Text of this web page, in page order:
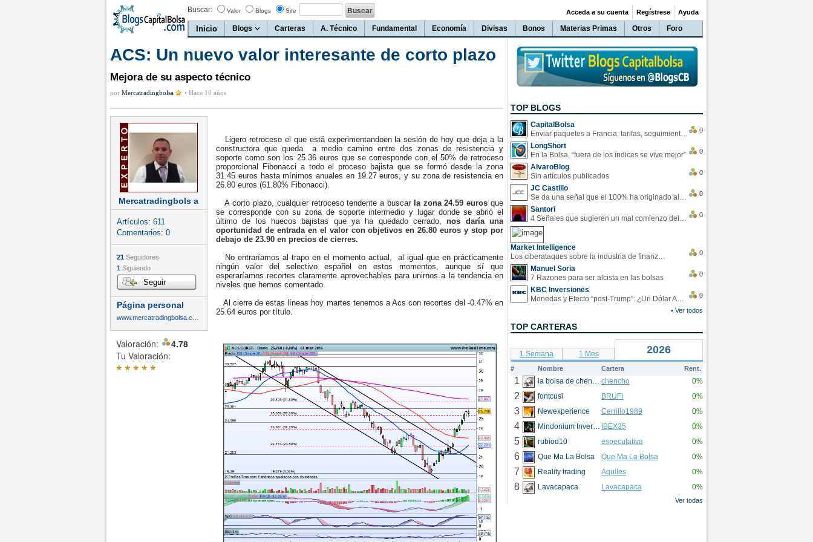
Buscar: Valor Blogs Site
Inicio Blogs Carteras A. Técnico Fundamental Economía Divisas Bonos Materias Primas Otros Foro
Acceda a su cuenta Regístrese Ayuda
ACS: Un nuevo valor interesante de corto plazo
Mejora de su aspecto técnico
por Mercatradingbolsa • Hace 10 años
Mercatradingbols a
Artículos: 611
Comentarios: 0
21 Seguidores
1 Siguiendo
Seguir
Página personal
Valoración:
4.78
Tu Valoración:
*****
Ligero retroceso el que está experimentandoen la sesión de hoy que deja a la
constructora que queda a medio camino entre dos zonas de resistencia y
soporte como son los 25.36 euros que se corresponde con el 50% de retroceso
proporcional Fibonacci a todo el proceso bajista que se formó desde la zona
31.45 euros hasta mínimos anuales en 19.27 euros, y su zona de resistencia en
26.80 euros (61.80% Fibonacci).
A corto plazo, cualquier retroceso tendente a buscar la zona 24.59 euros que
se corresponde con su zona de soporte intermedio y lugar donde se abrió el
último de los huecos bajistas que ya ha quedado cerrado,nos daría una
oportunidad de entrada en el valor con objetivos en 26.80 euros y stop por
debajo de 23.90 en precios de cierres.
No entraríamos al trapo en el momento actual, al igual que en prácticamente
ningún valor del selectivo español en estos momentos, aunque sí que
esperaríamos recortes claramente aprovechables para unirnos a la tendencia en
niveles que hemos comentado.
Al cierre de estas líneas hoy martes tenemos a Acs con recortes del -0.47% en
25.64 euros por título.
TOP BLOGS
CapitalBolsa
Enviar paquetes a Francia: tarifas, seguimiento y ventajas destacadas
0
LongShort
En la Bolsa, “fuera de los índices se vive mejor”
0
AlvaroBlog
Sin artículos publicados
0
JC Castillo
Se da una señal que el 100% ha originado alzas en las bolsas
0
Santori
4 Señales que sugieren un mal comienzo del 3T de la economía EEUU
0
Market Intelligence
Los ciberataques sobre la industria de finanzas se han duplicado este año
0
Manuel Soria
7 Razones para ser alcista en las bolsas
0
KBC Inversiones
Monedas y Efecto “post-Trump”: ¿Un Dólar Americano operando en rangos?
0
• Ver todos
TOP CARTERAS
1 Semana 1 Mes 2026
# Nombre Cartera Rent.
1 la bolsa de chencho chencho 0%
2 fontcusi BRUFI 0%
3 Newexperience Cerrillo1989 0%
4 Mindonium Inversions IBEX35 0%
5 rubiod10 especulativa 0%
6 Que Ma La Bolsa Que Ma La Bolsa 0%
7 Reality trading Aquiles 0%
8 Lavacapaca Lavacapaca 0%
Ver todas